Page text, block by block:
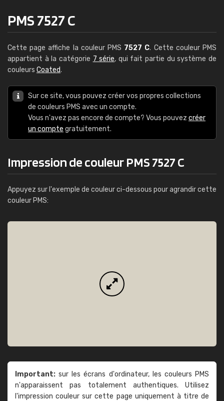
PMS 7527 C
Cette page affiche la couleur PMS 7527 C. Cette couleur PMS
appartient à la catégorie 7 série, qui fait partie du système de
couleurs Coated.
Sur ce site, vous pouvez créer vos propres collections
de couleurs PMS avec un compte.
Vous n'avez pas encore de compte? Vous pouvez créer
un compte gratuitement.
Impression de couleur PMS 7527 C
Appuyez sur l'exemple de couleur ci-dessous pour agrandir cette
couleur PMS:
Important: sur les écrans d'ordinateur, les couleurs PMS
n'apparaissent pas totalement authentiques. Utilisez
l'impression couleur sur cette page uniquement à titre de